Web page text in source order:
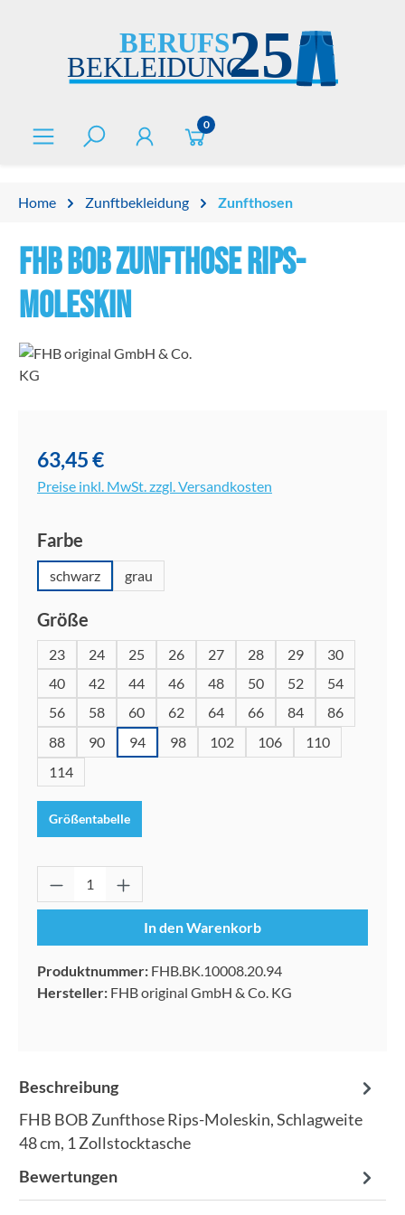
0
Home Zunftbekleidung Zunfthosen
FHB BOB Zunfthose Rips-
Moleskin
63,45 €
Preise inkl. MwSt. zzgl. Versandkosten
Farbe
schwarz grau
Größe
23 24 25 26 27 28 29
30
40
42 44 46 48 50 52
54
56
58 60 62 64 66 84
86
88
90 94 98 102 106
110
114
Größentabelle
Produkt Anzahl: Gib den gewünschten
In den Warenkorb
Produktnummer: FHB.BK.10008.20.94
Hersteller: FHB original GmbH & Co. KG
Beschreibung
FHB BOB Zunfthose Rips-Moleskin, Schlagweite
48 cm, 1 Zollstocktasche
Bewertungen